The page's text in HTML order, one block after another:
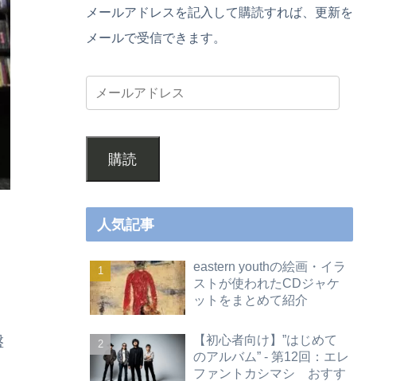
メールアドレスを記入して購読すれば、更新を
メールで受信できます。
購読
人気記事
eastern youthの絵画・イラ
ストが使われたCDジャケ
ットをまとめて紹介
【初心者向け】”はじめて
のアルバム” - 第12回：エレ
ファントカシマシ おすす